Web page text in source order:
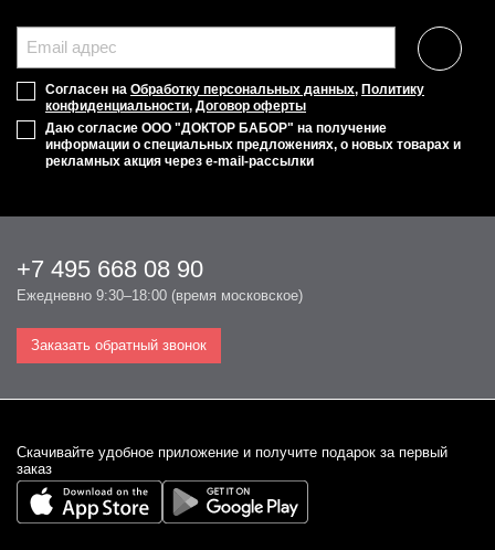
Согласен на Обработку персональных данных, Политику
конфиденциальности, Договор оферты
Даю согласие ООО "ДОКТОР БАБОР" на получение
информации о специальных предложениях, о новых товарах и
рекламных акция через e-mail-рассылки
+7 495 668 08 90
Ежедневно 9:30–18:00 (время московское)
Заказать обратный звонок
Cкачивайте удобное приложение и получите подарок за первый
заказ